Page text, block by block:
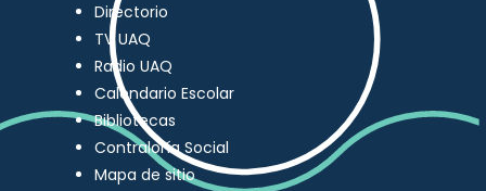
Directorio
TV UAQ
Radio UAQ
Calendario Escolar
Bibliotecas
Contraloría Social
Mapa de sitio